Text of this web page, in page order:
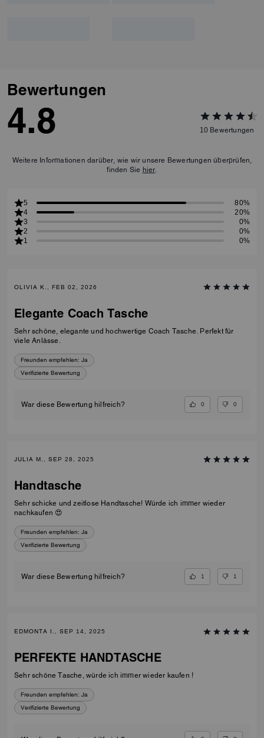
Bewertungen
4.8 10 Bewertungen
Weitere Informationen darüber, wie wir unsere Bewertungen überprüfen,
finden Sie hier
5
80%
4
20%
3
0%
2
0%
1
0%
OLIVIA K., FEB 02, 2026
Elegante Coach Tasche
Sehr schöne, elegante und hochwertige Coach Tasche. Perfekt für
viele Anlässe.
Freunden empfehlen: Ja
Verifizierte Bewertung
War diese Bewertung hilfreich? 0 0
JULIA M., SEP 28, 2025
Handtasche
Sehr schicke und zeitlose Handtasche! Würde ich immer wieder
nachkaufen 😍
Freunden empfehlen: Ja
Verifizierte Bewertung
War diese Bewertung hilfreich? 1 1
EDMONTA I., SEP 14, 2025
PERFEKTE HANDTASCHE
Sehr schöne Tasche, würde ich immer wieder kaufen !
Freunden empfehlen: Ja
Verifizierte Bewertung